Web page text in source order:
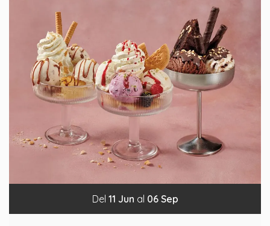
Del 11 Jun al 06 Sep